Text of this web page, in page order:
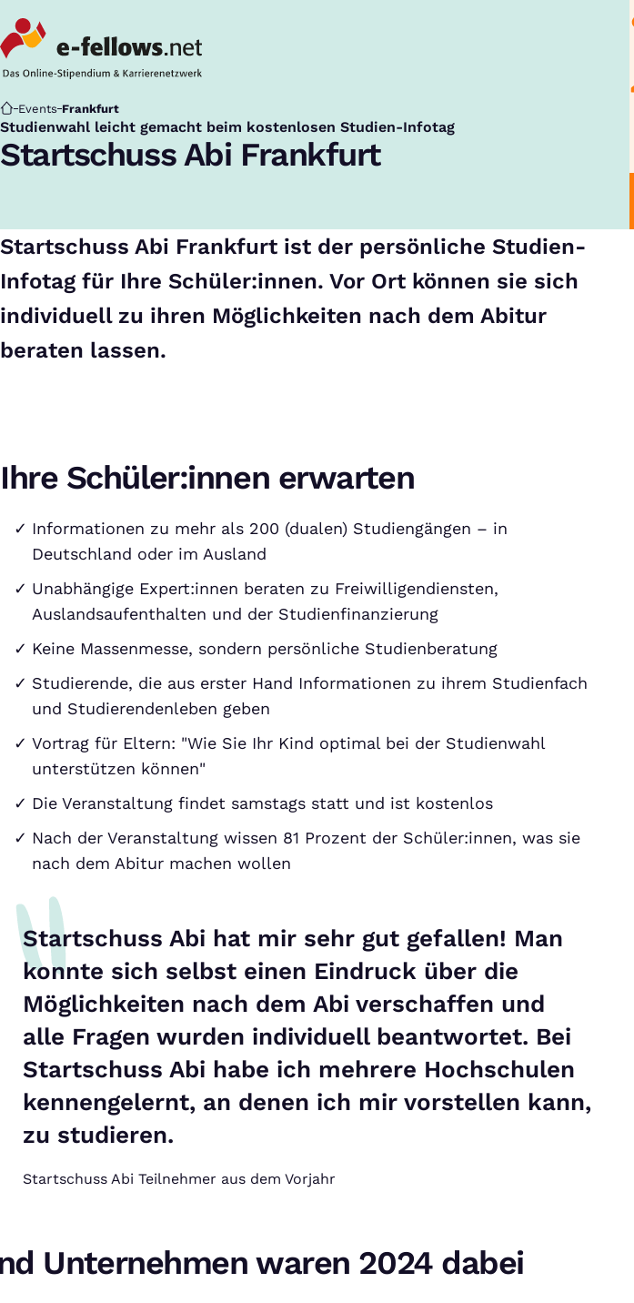
Startseite
Events Frankfurt
Studienwahl leicht gemacht beim kostenlosen Studien-Infotag
:
Startschuss Abi Frankfurt
Startschuss Abi Frankfurt ist der persönliche Studien-
Infotag für Ihre Schüler:innen. Vor Ort können sie sich
individuell zu ihren Möglichkeiten nach dem Abitur
beraten lassen.
Ihre Schüler:innen erwarten
Informationen zu mehr als 200 (dualen) Studiengängen – in
Deutschland oder im Ausland
Unabhängige Expert:innen beraten zu Freiwilligendiensten,
Auslandsaufenthalten und der Studienfinanzierung
Keine Massenmesse, sondern persönliche Studienberatung
Studierende, die aus erster Hand Informationen zu ihrem Studienfach
und Studierendenleben geben
Vortrag für Eltern: "Wie Sie Ihr Kind optimal bei der Studienwahl
unterstützen können"
Die Veranstaltung findet samstags statt und ist kostenlos
Nach der Veranstaltung wissen 81 Prozent der Schüler:innen, was sie
nach dem Abitur machen wollen
Startschuss Abi hat mir sehr gut gefallen! Man
konnte sich selbst einen Eindruck über die
Möglichkeiten nach dem Abi verschaffen und
alle Fragen wurden individuell beantwortet. Bei
Startschuss Abi habe ich mehrere Hochschulen
kennengelernt, an denen ich mir vorstellen kann,
zu studieren.
Startschuss Abi Teilnehmer aus dem Vorjahr
Unternehmen waren 2024 dabei